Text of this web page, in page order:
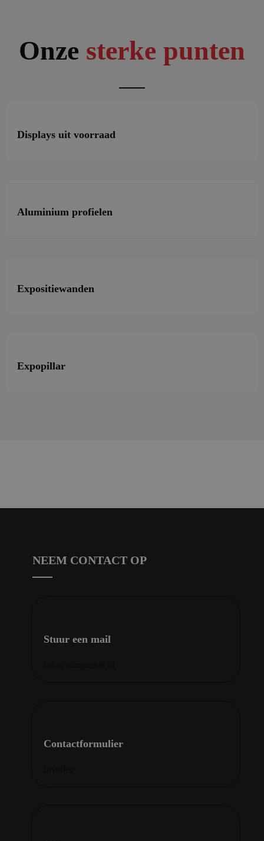
Onze sterke punten
Displays uit voorraad
Aluminium profielen
Expositiewanden
Expopillar
NEEM CONTACT OP
Stuur een mail
Contactformulier